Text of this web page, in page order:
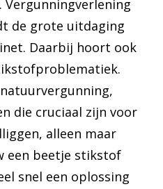
de grote uitdaging
Daarbij hoort ook
die cruciaal zijn voor
alleen maar
een beetje stikstof
snel een oplossing